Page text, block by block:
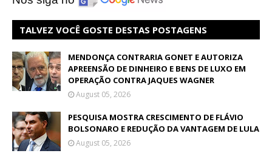
TALVEZ VOCÊ GOSTE DESTAS POSTAGENS
MENDONÇA CONTRARIA GONET E AUTORIZA
APREENSÃO DE DINHEIRO E BENS DE LUXO EM
OPERAÇÃO CONTRA JAQUES WAGNER
August 05, 2026
PESQUISA MOSTRA CRESCIMENTO DE FLÁVIO
BOLSONARO E REDUÇÃO DA VANTAGEM DE LULA
August 05, 2026